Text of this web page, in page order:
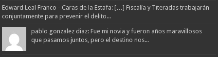
Edward Leal Franco - Caras de la Estafa: […] Fiscalía y Titeradas trabajarán
conjuntamente para prevenir el delito...
pablo gonzalez diaz: Fue mi novia y fueron años maravillosos
que pasamos juntos, pero el destino nos...